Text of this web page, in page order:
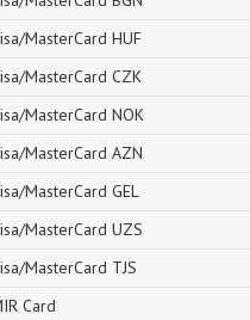
MasterCard HUF
MasterCard CZK
MasterCard NOK
MasterCard AZN
MasterCard GEL
MasterCard UZS
MasterCard TJS
Card